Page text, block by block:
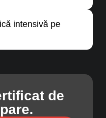
intensivă pe
de